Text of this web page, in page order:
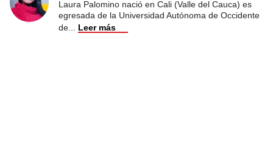
Laura Palomino nació en Cali (Valle del Cauca) es
egresada de la Universidad Autónoma de Occidente
de
Leer más